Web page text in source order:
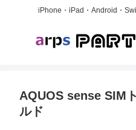
iPhone・iPad・Android・
AQUOS sense SIM
ルド